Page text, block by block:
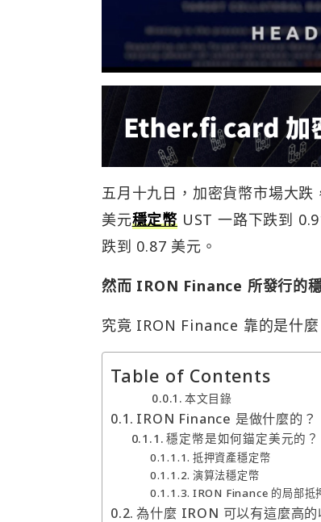
五月十九日，加密貨幣市場大跌
美元穩定幣 UST 一路下跌到
跌到 0.87 美元。
然而 IRON Finance 所發行的
究竟 IRON Finance 靠的是什
Table of Contents
本文目錄
IRON Finance 是做什麼的？
穩定幣是如何錨定美元的？
抵押資產穩定幣
演算法穩定幣
IRON Finance 的局部抵
為什麼 IRON 可以有這麼高的